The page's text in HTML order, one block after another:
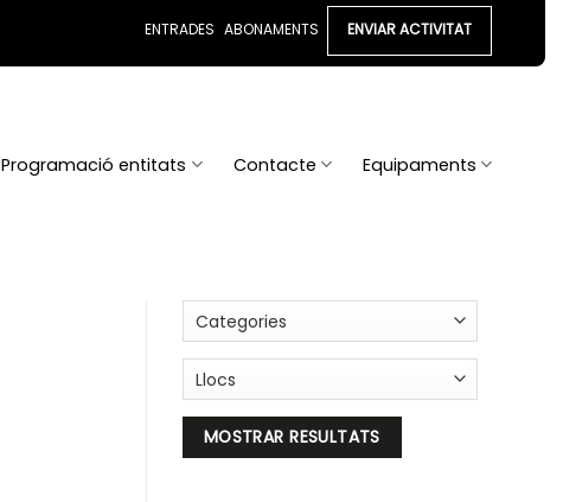
ENTRADES ABONAMENTS ENVIAR ACTIVITAT
Programació entitats Contacte Equipaments